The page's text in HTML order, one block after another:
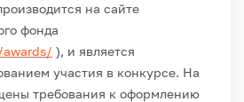
на сайте
фонда
), и является
участия в конкурсе. На
требования к оформлению